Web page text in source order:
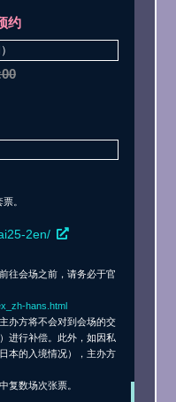
约
。
2en/
往会场之前，请务必于官
hans.html
办方将不会对到会场的交
进行补偿。此外，如因私
本的入境情况），主办方
复数场次张票。